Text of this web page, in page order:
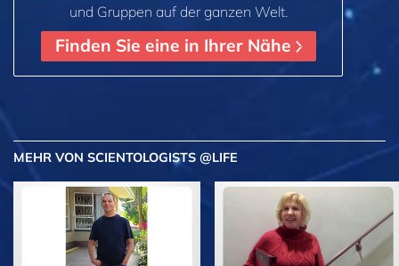
und Gruppen auf der ganzen Welt.
Finden Sie eine in Ihrer Nähe
MEHR VON SCIENTOLOGISTS @LIFE